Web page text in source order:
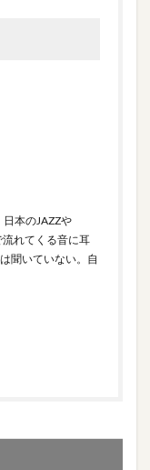
本のJAZZや
れてくる音に耳
聞いていない。自